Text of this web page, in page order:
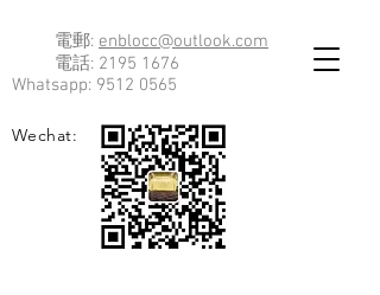
電郵: enblocc@outlook.com
電話: 2195 1676
Whatsapp: 9512 0565
Wechat: